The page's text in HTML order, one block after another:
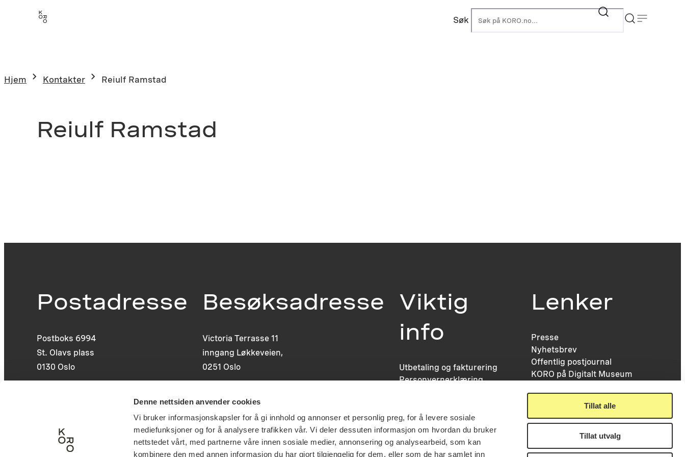
Denne nettsiden anvender cookies
Vi bruker informasjonskapsler for å gi innhold og annonser et personlig preg, for å levere sosiale
mediefunksjoner og for å analysere trafikken vår. Vi deler dessuten informasjon om hvordan du bruker
nettstedet vårt, med partnerne våre innen sosiale medier, annonsering og analysearbeid, som kan
kombinere den med annen informasjon du har gjort tilgjengelig for dem, eller som de har samlet inn
Tillat alle
Tillat utvalg
Søk
Hjem Kontakter Reiulf Ramstad
Reiulf Ramstad
Postadresse
Postboks 6994
St. Olavs plass
0130 Oslo
Besøksadresse
Victoria Terrasse 11
inngang Løkkeveien,
0251 Oslo
Viktig
info
Utbetaling og fakturering
Personvernerklæring
Last ned logo
Lenker
Presse
Nyhetsbrev
Offentlig postjournal
KORO på Digitalt Museum